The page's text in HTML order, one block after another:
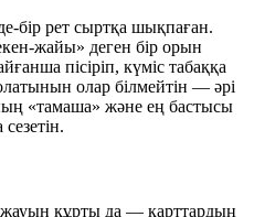
бір рет сыртқа шықпаған.
жайы» деген бір орын
пісіріп, күміс табаққа
олар білмейтін — әрі
«тамаша» және ең бастысы
жауын құрты да — қарттардың